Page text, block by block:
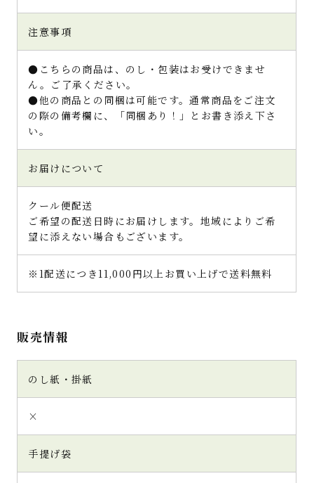
注意事項
●こちらの商品は、のし・包装はお受けできませ
ん。ご了承ください。
●他の商品との同梱は可能です。通常商品をご注文
の際の備考欄に、「同梱あり！」とお書き添え下さ
い。
お届けについて
クール便配送
ご希望の配送日時にお届けします。地域によりご希
望に添えない場合もございます。
※1配送につき11,000円以上お買い上げで送料無料
販売情報
のし紙・掛紙
×
手提げ袋